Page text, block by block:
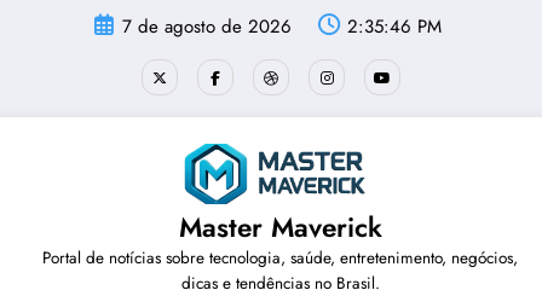
7 de agosto de 2026 2:35:46 PM
Master Maverick
Portal de notícias sobre tecnologia, saúde, entretenimento, negócios,
dicas e tendências no Brasil.